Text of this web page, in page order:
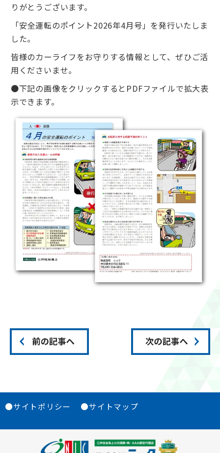
りがとうございます。
「安全運転のポイント2026年4月号」を発行いたしま
した。
皆様のカーライフをお守りする情報として、ぜひご活
用くださいませ。
●下記の画像をクリックするとPDFファイルで拡大表
示できます。
●サイトポリシー ●サイトマップ